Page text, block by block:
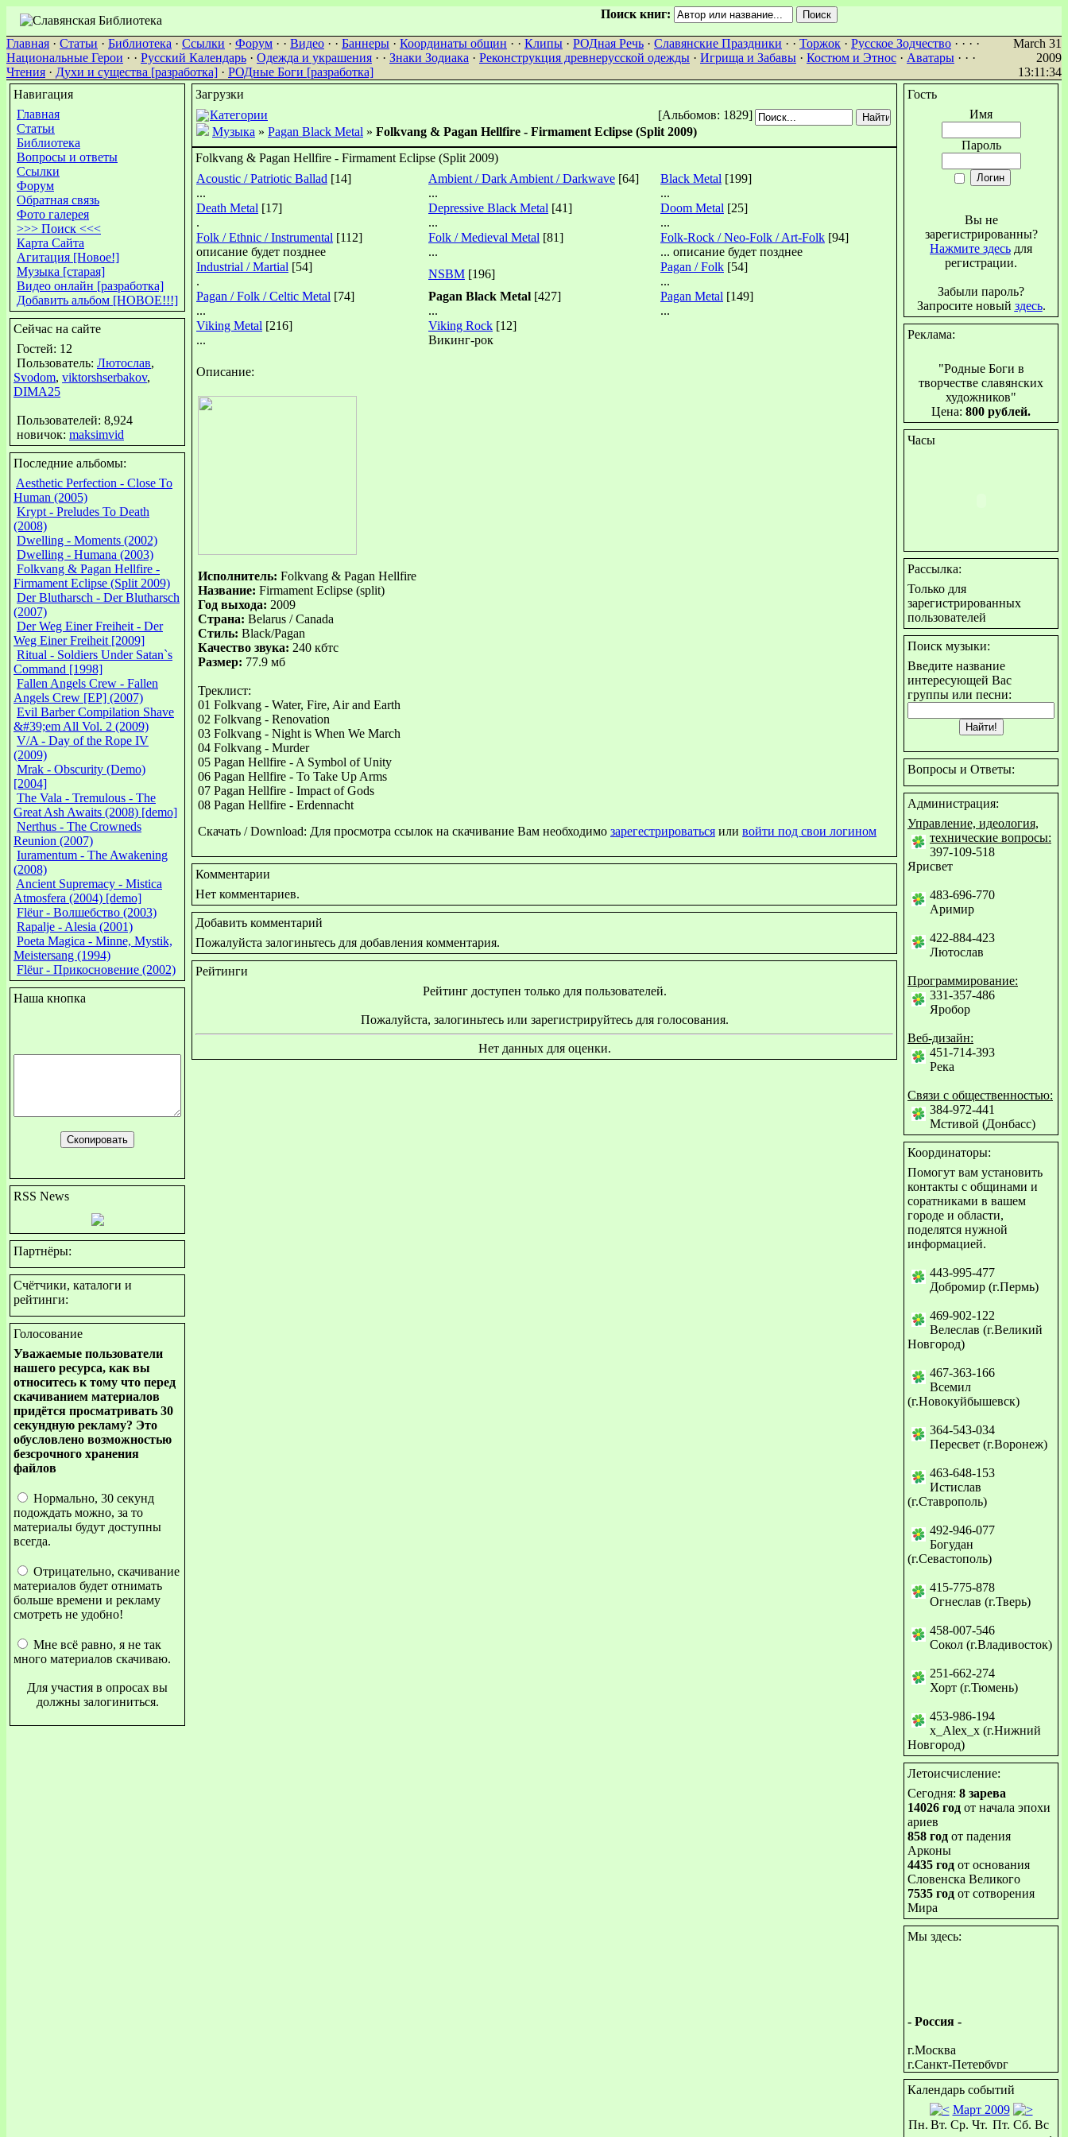
Поиск книг:
Главная · Статьи · Библиотека · Ссылки · Форум · · Видео · · Баннеры · Координаты общин · · Клипы · РОДная Речь · Славянские Праздники · · Торжок · Русское Зодчество · · · ·
Национальные Герои · · Русский Календарь · Одежда и украшения · · Знаки Зодиака · Реконструкция древнерусской одежды · Игрища и Забавы · Костюм и Этнос · Аватары · · ·
Чтения · Духи и существа [разработка] · РОДные Боги [разработка]
March 31
2009
13:11:34
Навигация
Главная
Статьи
Библиотека
Вопросы и ответы
Ссылки
Форум
Обратная связь
Фото галерея
>>> Поиск <<<
Карта Сайта
Агитация [Новое!]
Музыка [старая]
Видео онлайн [разработка]
Добавить альбом [НОВОЕ!!!]
Сейчас на сайте
Гостей: 12
Пользователь: Лютослав,
Svodom, viktorshserbakov,
DIMA25
Пользователей: 8,924
новичок: maksimvid
Последние альбомы:
Aesthetic Perfection - Close To
Human (2005)
Krypt - Preludes To Death
(2008)
Dwelling - Moments (2002)
Dwelling - Humana (2003)
Folkvang & Pagan Hellfire -
Firmament Eclipse (Split 2009)
Der Blutharsch - Der Blutharsch
(2007)
Der Weg Einer Freiheit - Der
Weg Einer Freiheit [2009]
Ritual - Soldiers Under Satan`s
Command [1998]
Fallen Angels Crew - Fallen
Angels Crew [EP] (2007)
Evil Barber Compilation Shave
&#39;em All Vol. 2 (2009)
V/A - Day of the Rope IV
(2009)
Mrak - Obscurity (Demo)
[2004]
The Vala - Tremulous - The
Great Ash Awaits (2008) [demo]
Nerthus - The Crowneds
Reunion (2007)
Iuramentum - The Awakening
(2008)
Ancient Supremacy - Mistica
Atmosfera (2004) [demo]
Flёur - Волшебство (2003)
Rapalje - Alesia (2001)
Poeta Magica - Minne, Mystik,
Meistersang (1994)
Flёur - Прикосновение (2002)
Наша кнопка
RSS News
Партнёры:
Счётчики, каталоги и
рейтинги:
Голосование
Уважаемые пользователи
нашего ресурса, как вы
относитесь к тому что перед
скачиванием материалов
придётся просматривать 30
секундную рекламу? Это
обусловлено возможностью
безсрочного хранения
файлов
Нормально, 30 секунд
подождать можно, за то
материалы будут доступны
всегда.
Отрицательно, скачивание
материалов будет отнимать
больше времени и рекламу
смотреть не удобно!
Мне всё равно, я не так
много материалов скачиваю.
Для участия в опросах вы
должны залогиниться.
Загрузки
[Альбомов: 1829]
Категории
Музыка » Pagan Black Metal » Folkvang & Pagan Hellfire - Firmament Eclipse (Split 2009)
Folkvang & Pagan Hellfire - Firmament Eclipse (Split 2009)
Acoustic / Patriotic Ballad [14]
...
Ambient / Dark Ambient / Darkwave [64]
...
Black Metal [199]
...
Death Metal [17]
.
Depressive Black Metal [41]
...
Doom Metal [25]
...
Folk / Ethnic / Instrumental [112]
описание будет позднее
Folk / Medieval Metal [81]
...
Folk-Rock / Neo-Folk / Art-Folk [94]
... описание будет позднее
Industrial / Martial [54]
.
NSBM [196]
Pagan / Folk [54]
...
Pagan / Folk / Celtic Metal [74]
...
Pagan Black Metal [427]
...
Pagan Metal [149]
...
Viking Metal [216]
...
Viking Rock [12]
Викинг-рок
Описание:
Исполнитель: Folkvang & Pagan Hellfire
Название: Firmament Eclipse (split)
Год выхода: 2009
Страна: Belarus / Canada
Стиль: Black/Pagan
Качество звука: 240 кбтс
Размер: 77.9 мб
Треклист:
01 Folkvang - Water, Fire, Air and Earth
02 Folkvang - Renovation
03 Folkvang - Night is When We March
04 Folkvang - Murder
05 Pagan Hellfire - A Symbol of Unity
06 Pagan Hellfire - To Take Up Arms
07 Pagan Hellfire - Impact of Gods
08 Pagan Hellfire - Erdennacht
Скачать / Download: Для просмотра ссылок на скачивание Вам необходимо зарегестрироваться или войти под свои логином
Комментарии
Нет комментариев.
Добавить комментарий
Пожалуйста залогиньтесь для добавления комментария.
Рейтинги
Рейтинг доступен только для пользователей.
Пожалуйста, залогиньтесь или зарегистрируйтесь для голосования.
Нет данных для оценки.
Гость
Имя
Пароль
Вы не
зарегистрированны?
Нажмите здесь для
регистрации.
Забыли пароль?
Запросите новый здесь.
Реклама:
"Родные Боги в
творчестве славянских
художников"
Цена: 800 рублей.
Часы
Рассылка:
Только для
зарегистрированных
пользователей
Поиск музыки:
Введите название
интересующей Вас
группы или песни:
Вопросы и Ответы:
Администрация:
Управление, идеология,
технические вопросы:
397-109-518
Ярисвет
483-696-770
Аримир
422-884-423
Лютослав
Программирование:
331-357-486
Яробор
Веб-дизайн:
451-714-393
Река
Связи с общественностью:
384-972-441
Мстивой (Донбасс)
Координаторы:
Помогут вам установить
контакты с общинами и
соратниками в вашем
городе и области,
поделятся нужной
информацией.
443-995-477
Добромир (г.Пермь)
469-902-122
Велеслав (г.Великий
Новгород)
467-363-166
Всемил
(г.Новокуйбышевск)
364-543-034
Пересвет (г.Воронеж)
463-648-153
Истислав
(г.Ставрополь)
492-946-077
Богудан
(г.Севастополь)
415-775-878
Огнеслав (г.Тверь)
458-007-546
Сокол (г.Владивосток)
251-662-274
Хорт (г.Тюмень)
453-986-194
x_Alex_x (г.Нижний
Новгород)
Летоисчисление:
Сегодня: 8 зарева
14026 год от начала эпохи
ариев
858 год от падения
Арконы
4435 год от основания
Словенска Великого
7535 год от сотворения
Мира
Мы здесь:
- Россия -
г.Москва
г.Санкт-Петербург
г.Гатчина
(Лен.обл)
г.Северодвинск
г.Великие Луки
г.Тверь
Календарь событий
Март 2009
Пн. Вт. Ср. Чт. Пт. Сб. Вс